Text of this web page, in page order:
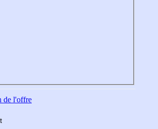
de l'offre